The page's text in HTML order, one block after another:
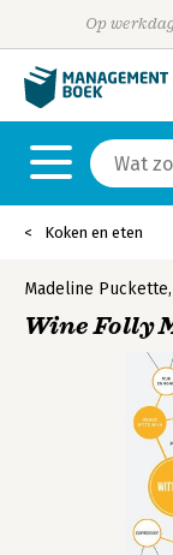
Op
Koken en eten
Madeline Puckette,
Wine Folly